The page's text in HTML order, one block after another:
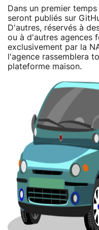
Dans un premier
seront publiés sur
D'autres, réservés à
ou à d'autres agences
exclusivement par la
l'agence rassemblera
plateforme maison.